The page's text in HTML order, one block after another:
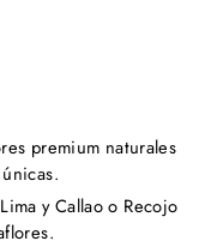
premium naturales
y Callao o Recojo